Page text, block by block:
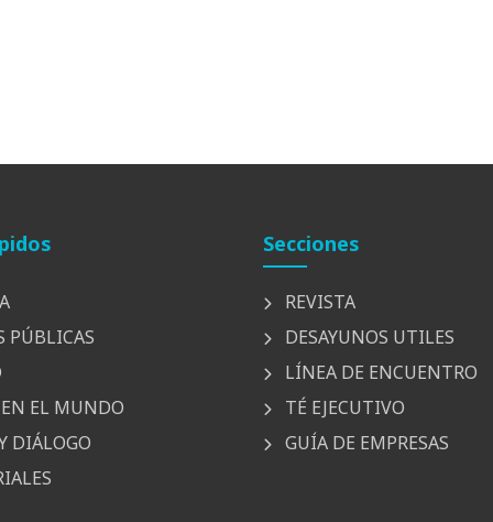
PÚBLICAS
EL MUNDO
DIÁLOGO
Secciones
REVISTA
DESAYUNOS UTILES
LÍNEA DE ENCUENTRO
TÉ EJECUTIVO
GUÍA DE EMPRESAS